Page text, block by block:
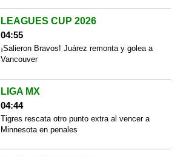
LEAGUES CUP 2026
04:55
¡Salieron Bravos! Juárez remonta y golea a
Vancouver
LIGA MX
04:44
Tigres rescata otro punto extra al vencer a
Minnesota en penales